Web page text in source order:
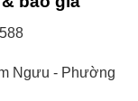
Ngưu - Phường